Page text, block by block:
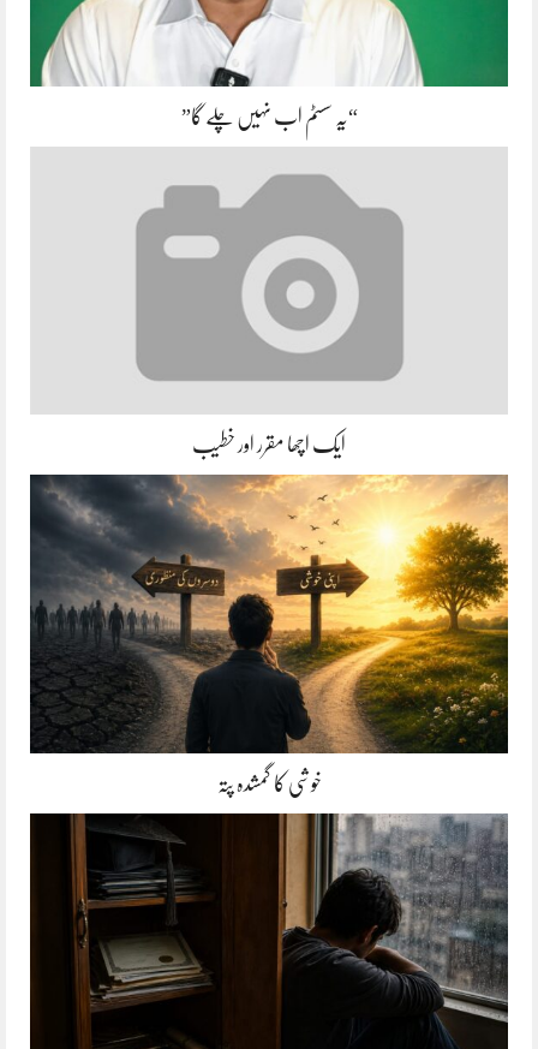
“یہ سسٹم اب نہیں چلے گا”
ایک اچھا مقرر اور خطیب
خوشی کا گمشدہ پتہ